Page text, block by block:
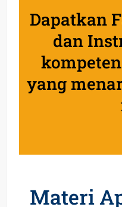
Dapatkan
dan
yang
Materi